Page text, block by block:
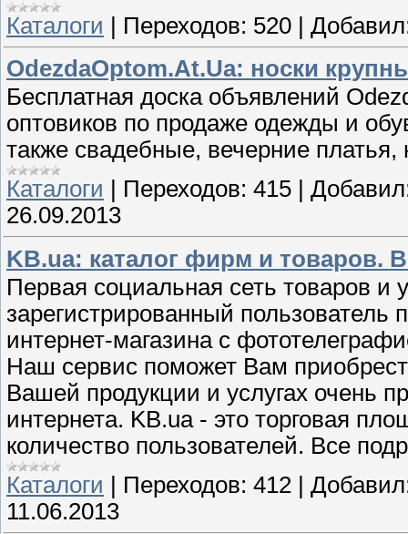
Каталоги | Переходов: 520 |
OdezdaOptom.At.Ua: носки
Бесплатная доска объявлений
оптовиков по продаже одежды и
также свадебные, вечерние платья,
Каталоги
Переходов: 415
26.09.2013
KB.ua: каталог фирм и товаров.
Первая социальная сеть товаров и
зарегистрированный пользователь
интернет-магазина с
Наш сервис поможет Вам
Вашей продукции и услугах очень
интернета. KB.ua - это торговая
количество пользователей. Все
Каталоги
Переходов: 412
11.06.2013